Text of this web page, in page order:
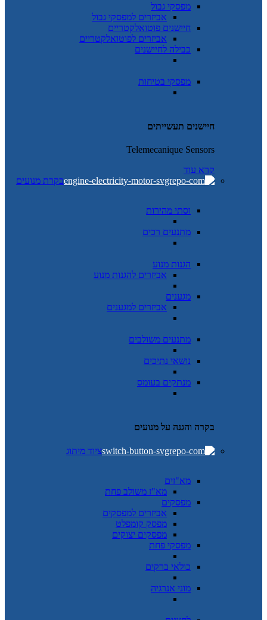
מפסקי גבול
אביזרים למפסקי גבול
חיישנים פוטואלקטריים
אביזרים לפוטואלקטריים
כבילה לחיישנים
מפסקי בטיחות
חיישנים תעשייתים
Telemecanique Sensors
קרא עוד
בקרת מנועים
וסתי מהירות
מתנעים רכים
הגנות מנוע
אביזרים להגנות מנוע
מגענים
אביזרים למגענים
מתנעים משולבים
נושאי נתיכים
מנתקים בעומס
בקרה והגנה על מנועים
ציוד מיתוג
מא"זים
מא"ז משולב פחת
מפסקים
אביזרים למפסקים
מפסק קומפלט
מפסקים יצוקים
מפסקי פחת
כולאי ברקים
מוני אנרגיה